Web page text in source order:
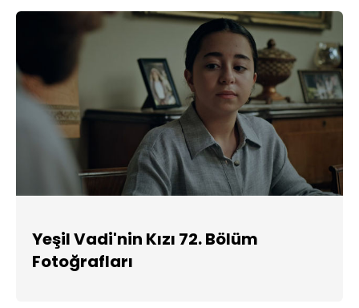
Yeşil Vadi'nin Kızı 72. Bölüm
Fotoğrafları